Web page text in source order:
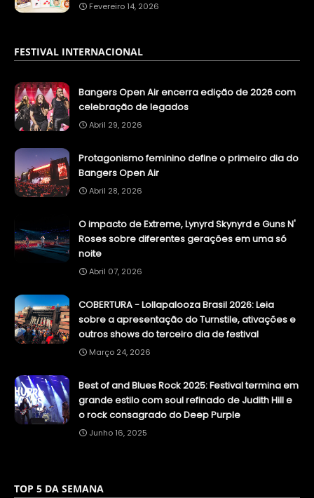
Fevereiro 14, 2026
FESTIVAL INTERNACIONAL
Bangers Open Air encerra edição de 2026 com
celebração de legados
Abril 29, 2026
Protagonismo feminino define o primeiro dia do
Bangers Open Air
Abril 28, 2026
O impacto de Extreme, Lynyrd Skynyrd e Guns N'
Roses sobre diferentes gerações em uma só
noite
Abril 07, 2026
COBERTURA - Lollapalooza Brasil 2026: Leia
sobre a apresentação do Turnstile, ativações e
outros shows do terceiro dia de festival
Março 24, 2026
Best of and Blues Rock 2025: Festival termina em
grande estilo com soul refinado de Judith Hill e
o rock consagrado do Deep Purple
Junho 16, 2025
TOP 5 DA SEMANA